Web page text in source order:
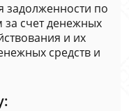
задолженности по
счет денежных
и их
средств и